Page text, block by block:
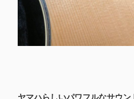
ヤマハらしいパワフルなサウン